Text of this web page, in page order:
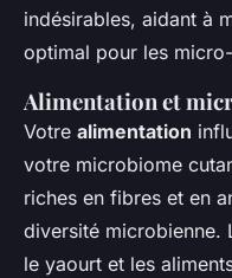
indésirables, aidant à
optimal pour les
Alimentation et
Votre alimentation
votre microbiome
riches en fibres et en
diversité microbienne.
le yaourt et les